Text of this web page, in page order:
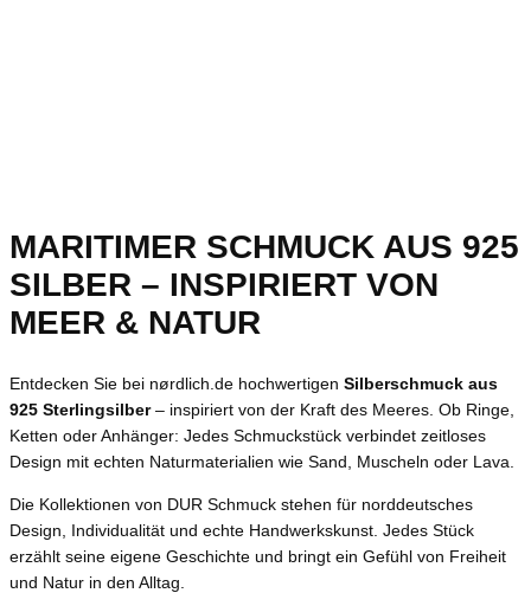
MARITIMER SCHMUCK AUS 925
SILBER – INSPIRIERT VON
MEER & NATUR
Entdecken Sie bei nørdlich.de hochwertigen Silberschmuck aus
925 Sterlingsilber– inspiriert von der Kraft des Meeres. Ob Ringe,
Ketten oder Anhänger: Jedes Schmuckstück verbindet zeitloses
Design mit echten Naturmaterialien wie Sand, Muscheln oder Lava.
Die Kollektionen von DUR Schmuck stehen für norddeutsches
Design, Individualität und echte Handwerkskunst. Jedes Stück
erzählt seine eigene Geschichte und bringt ein Gefühl von Freiheit
und Natur in den Alltag.